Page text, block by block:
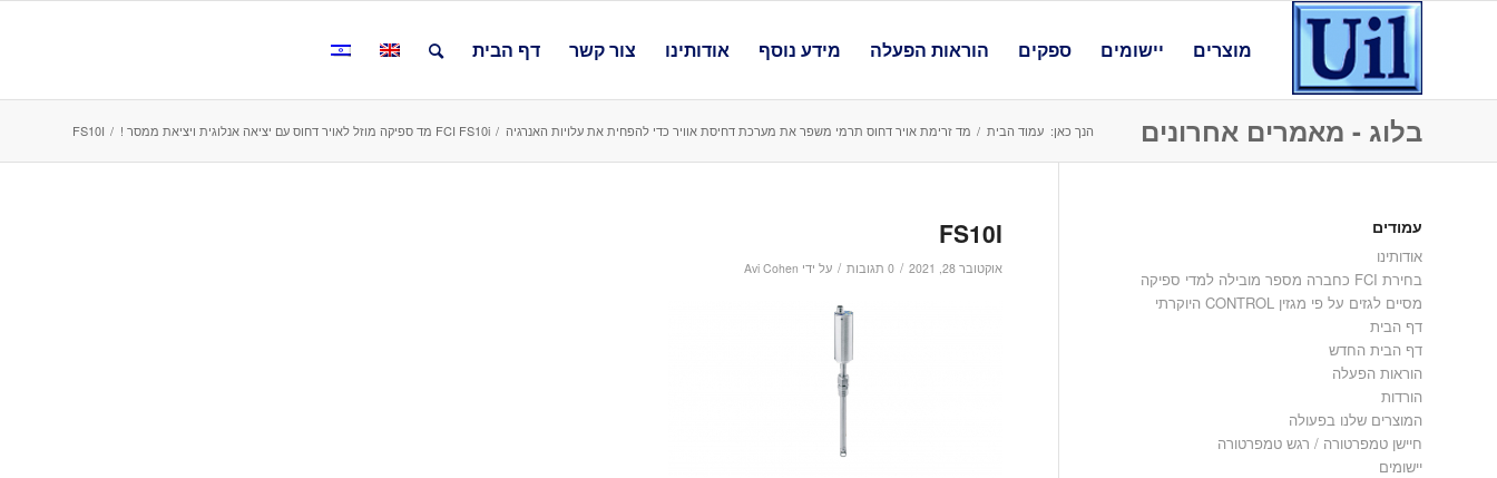
מוצרים יישומים ספקים הוראות הפעלה מידע נוסף אודותינו צור קשר דף הבית
בלוג - מאמרים אחרונים הנך כאן: עמוד הבית / מד זרימת אויר דחוס תרמי משפר את מערכת דחיסת אוויר כדי להפחית את עלויות האנרגיה / FCI FS10i מד ספיקה מוזל לאויר דחוס עם יציאה אנלוגית ויציאת ממסר ! /
FS10I
FS10I
אוקטובר 28, 2021 / 0 תגובות / על ידי Avi Cohen
עמודים
אודותינו
בחירת FCI כחברה מספר מובילה למדי ספיקה
מסיים לגזים על פי מגזין CONTROL היוקרתי
דף הבית
דף הבית החדש
הוראות הפעלה
הורדות
המוצרים שלנו בפעולה
חיישן טמפרטורה / רגש טמפרטורה
יישומים